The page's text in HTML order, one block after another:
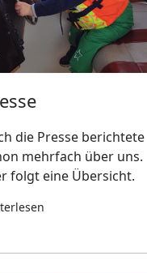
die Presse berichtete
mehrfach über uns.
folgt eine Übersicht.